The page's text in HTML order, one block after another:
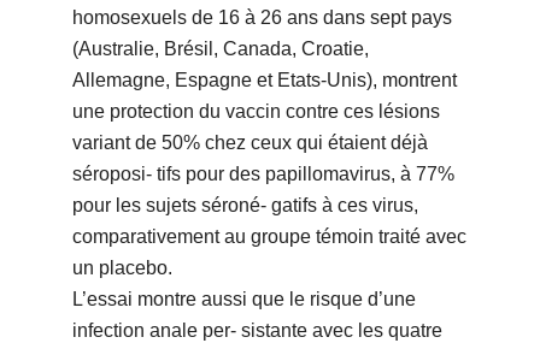
homosexuels de 16 à 26 ans dans sept pays
(Australie, Brésil, Canada, Croatie,
Allemagne, Espagne et Etats-Unis), montrent
une protection du vaccin contre ces lésions
variant de 50% chez ceux qui étaient déjà
séroposi- tifs pour des papillomavirus, à 77%
pour les sujets séroné- gatifs à ces virus,
comparativement au groupe témoin traité avec
un placebo.
L’essai montre aussi que le risque d’une
infection anale per- sistante avec les quatre